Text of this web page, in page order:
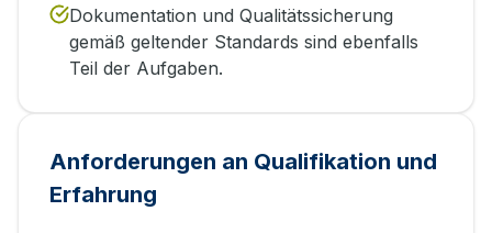
Dokumentation und Qualitätssicherung
gemäß geltender Standards sind ebenfalls
Teil der Aufgaben.
Anforderungen an Qualifikation und
Erfahrung